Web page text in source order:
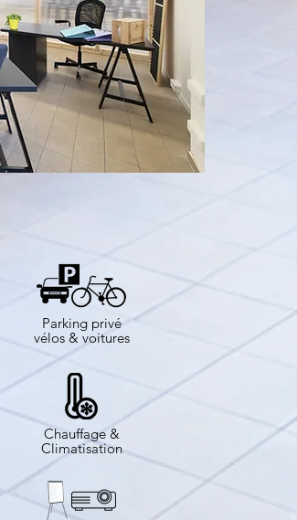
Parking privé
vélos & voitures
Chauffage &
Climatisation